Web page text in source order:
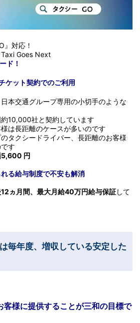
』対応！
Taxi Goes Next
ド！
ケット契約でのご利用
本交通グループ専用の小切手のような
10,000社と契約しています
は長距離のケースが多いのです
タクシードライバー、長距離のお客様
す
5,600 円
る給与制度で不安も解消
ヵ月間、最大月給40万円給与保証して
毎年度、増収している安定した
客様に提供することが三和の目標で